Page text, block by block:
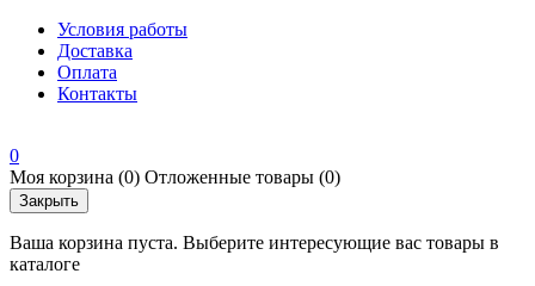
Условия работы
Доставка
Оплата
Контакты
0
Моя корзина (0) Отложенные товары (0)
Закрыть
Ваша корзина пуста. Выберите интересующие вас товары в
каталоге